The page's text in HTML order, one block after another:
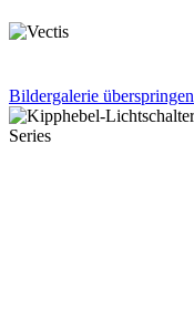
Bildergalerie überspringen